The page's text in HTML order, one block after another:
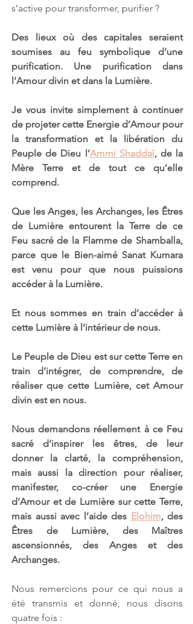
s’active pour transformer, purifier ?
Des lieux où des capitales seraient
soumises au feu symbolique d’une
purification. Une purification dans
l’Amour divin et dans la Lumière.
Je vous invite simplement à continuer
de projeter cette Energie d’Amour pour
la transformation et la libération du
Peuple de Dieu l’Ammi Shaddaï, de la
Mère Terre et de tout ce qu’elle
comprend.
Que les Anges, les Archanges, les Êtres
de Lumière entourent la Terre de ce
Feu sacré de la Flamme de Shamballa,
parce que le Bien-aimé Sanat Kumara
est venu pour que nous puissions
accéder à la Lumière.
Et nous sommes en train d’accéder à
cette Lumière à l’intérieur de nous.
Le Peuple de Dieu est sur cette Terre en
train d’intégrer, de comprendre, de
réaliser que cette Lumière, cet Amour
divin est en nous.
Nous demandons réellement à ce Feu
sacré d’inspirer les êtres, de leur
donner la clarté, la compréhension,
mais aussi la direction pour réaliser,
manifester, co-créer une Energie
d’Amour et de Lumière sur cette Terre,
mais aussi avec l’aide des Elohim, des
Êtres de Lumière, des Maîtres
ascensionnés, des Anges et des
Archanges.
Nous remercions pour ce qui nous a
été transmis et donné, nous disons
quatre fois :